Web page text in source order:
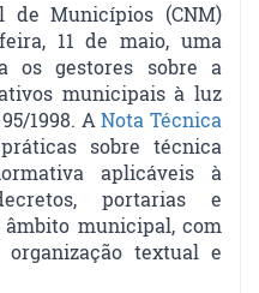
de Municípios (CNM)
11 de maio, uma
os gestores sobre a
municipais à luz
1998. ANota Técnica
sobre técnica
aplicáveis à
portarias e
municipal, com
textual e